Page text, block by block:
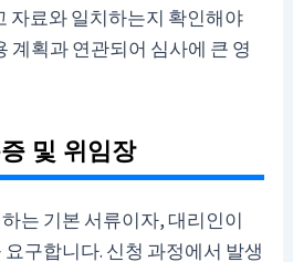
자료와 일치하는지 확인해야
계획과 연관되어 심사에 큰 영
및 위임장
는 기본 서류이자, 대리인이
구합니다. 신청 과정에서 발생